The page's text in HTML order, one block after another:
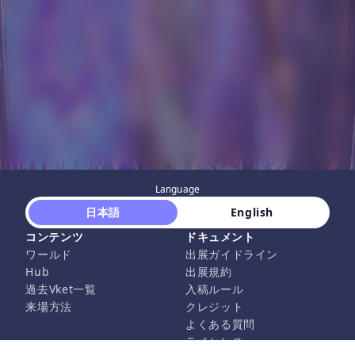
Language
日本語
English
コンテンツ
ワールド
Hub
過去Vket一覧
来場方法
ドキュメント
出展ガイドライン
出展規約
入稿ルール
クレジット
よくある質問
ライセンス